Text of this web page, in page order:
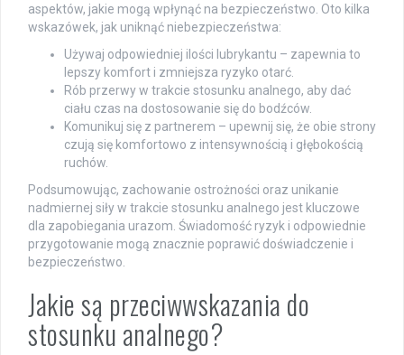
aspektów, jakie mogą wpłynąć na bezpieczeństwo. Oto kilka
wskazówek, jak uniknąć niebezpieczeństwa:
Używaj odpowiedniej ilości lubrykantu – zapewnia to
lepszy komfort i zmniejsza ryzyko otarć.
Rób przerwy w trakcie stosunku analnego, aby dać
ciału czas na dostosowanie się do bodźców.
Komunikuj się z partnerem – upewnij się, że obie strony
czują się komfortowo z intensywnością i głębokością
ruchów.
Podsumowując, zachowanie ostrożności oraz unikanie
nadmiernej siły w trakcie stosunku analnego jest kluczowe
dla zapobiegania urazom. Świadomość ryzyk i odpowiednie
przygotowanie mogą znacznie poprawić doświadczenie i
bezpieczeństwo.
Jakie są przeciwwskazania do
stosunku analnego?